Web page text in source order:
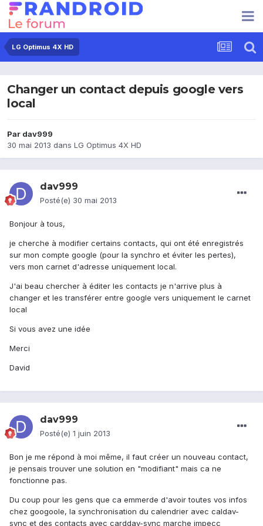
LG Optimus 4X HD
Changer un contact depuis google vers
local
Par dav999
30 mai 2013 dans LG Optimus 4X HD
dav999
Posté(e) 30 mai 2013
Bonjour à tous,
je cherche à modifier certains contacts, qui ont été enregistrés
sur mon compte google (pour la synchro et éviter les pertes),
vers mon carnet d'adresse uniquement local.
J'ai beau chercher à éditer les contacts je n'arrive plus à
changer et les transférer entre google vers uniquement le carnet
local
Si vous avez une idée
Merci
David
dav999
Posté(e) 1 juin 2013
Bon je me répond à moi même, il faut créer un nouveau contact,
je pensais trouver une solution en "modifiant" mais ca ne
fonctionne pas.
Du coup pour les gens que ca emmerde d'avoir toutes vos infos
chez googoole, la synchronisation du calendrier avec caldav-
sync et des contacts avec carddav-sync marche impecc